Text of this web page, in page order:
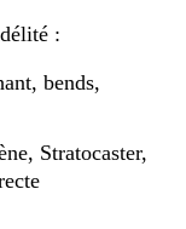
:
bends,
Stratocaster,